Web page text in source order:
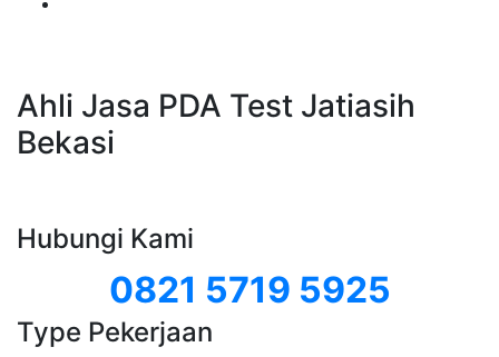
Ahli Jasa PDA Test Jatiasih
Bekasi
Hubungi Kami
0821 5719 5925
Type Pekerjaan